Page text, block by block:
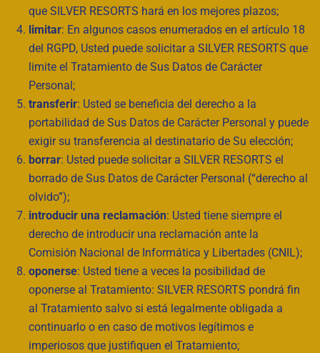
que SILVER RESORTS hará en los mejores plazos;
limitar: En algunos casos enumerados en el artículo 18
del RGPD, Usted puede solicitar a SILVER RESORTS que
limite el Tratamiento de Sus Datos de Carácter
Personal;
transferir: Usted se beneficia del derecho a la
portabilidad de Sus Datos de Carácter Personal y puede
exigir su transferencia al destinatario de Su elección;
borrar: Usted puede solicitar a SILVER RESORTS el
borrado de Sus Datos de Carácter Personal (“derecho al
olvido”);
introducir una reclamación: Usted tiene siempre el
derecho de introducir una reclamación ante la
Comisión Nacional de Informática y Libertades (CNIL);
oponerse: Usted tiene a veces la posibilidad de
oponerse al Tratamiento: SILVER RESORTS pondrá fin
al Tratamiento salvo si está legalmente obligada a
continuarlo o en caso de motivos legítimos e
imperiosos que justifiquen el Tratamiento;